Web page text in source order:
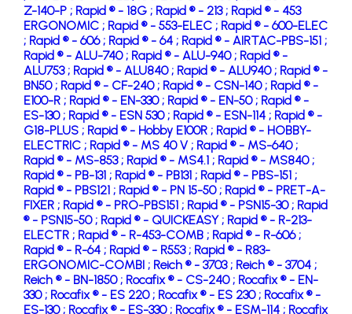
Z-140-P ; Rapid ® - 18G ; Rapid ® - 213 ; Rapid ® - 453
ERGONOMIC ; Rapid ® - 553-ELEC ; Rapid ® - 600-ELEC
; Rapid ® - 606 ; Rapid ® - 64 ; Rapid ® - AIRTAC-PBS-151 ;
Rapid ® - ALU-740 ; Rapid ® - ALU-940 ; Rapid ® -
ALU753 ; Rapid ® - ALU840 ; Rapid ® - ALU940 ; Rapid ® -
BN50 ; Rapid ® - CF-240 ; Rapid ® - CSN-140 ; Rapid ® -
E100-R ; Rapid ® - EN-330 ; Rapid ® - EN-50 ; Rapid ® -
ES-130 ; Rapid ® - ESN 530 ; Rapid ® - ESN-114 ; Rapid ® -
G18-PLUS ; Rapid ® - Hobby E100R ; Rapid ® - HOBBY-
ELECTRIC ; Rapid ® - MS 40 V ; Rapid ® - MS-640 ;
Rapid ® - MS-853 ; Rapid ® - MS4.1 ; Rapid ® - MS840 ;
Rapid ® - PB-131 ; Rapid ® - PB131 ; Rapid ® - PBS-151 ;
Rapid ® - PBS121 ; Rapid ® - PN 15-50 ; Rapid ® - PRET-A-
FIXER ; Rapid ® - PRO-PBS151 ; Rapid ® - PSN15-30 ; Rapid
® - PSN15-50 ; Rapid ® - QUICKEASY ; Rapid ® - R-213-
ELECTR ; Rapid ® - R-453-COMB ; Rapid ® - R-606 ;
Rapid ® - R-64 ; Rapid ® - R553 ; Rapid ® - R83-
ERGONOMIC-COMBI ; Reich ® - 3703 ; Reich ® - 3704 ;
Reich ® - BN-1850 ; Rocafix ® - CS-240 ; Rocafix ® - EN-
330 ; Rocafix ® - ES 220 ; Rocafix ® - ES 230 ; Rocafix ® -
ES-130 ; Rocafix ® - ES-330 ; Rocafix ® - ESM-114 ; Rocafix